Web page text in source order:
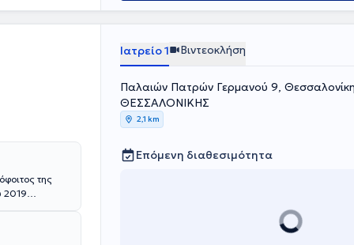
σε
της
2019
και στην
Νεογνών
Ιατρείο 1 Βιντεοκλήση
Παλαιών Πατρών Γερμανού 9,
ΘΕΣΣΑΛΟΝΙΚΗΣ
2,1 km
Επόμενη διαθεσιμότητα